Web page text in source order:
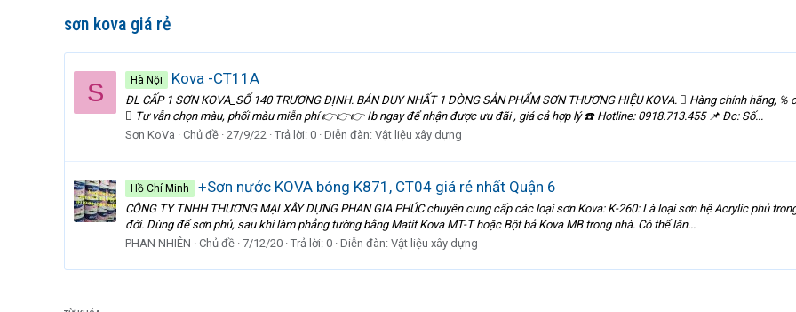
sơn kova giá rẻ
S Hà Nội Kova -CT11A
ĐL CẤP 1 SƠN KOVA_SỐ 140 TRƯƠNG ĐỊNH. BÁN DUY NHẤT 1 DÒNG SẢN PHẨM SƠN THƯƠNG HIỆU KOVA.  Hàng chính hãng,
 Tư vẫn chọn màu, phối màu miễn phí 👉👉👉 Ib ngay để nhận được ưu đãi , giá cả hợp lý ☎️ Hotline: 0918.713.455 📌 Đc: Số...
Sơn KoVa
Chủ đề 27/9/22 Trả lời: 0 Diễn đàn: Vật liệu xây dựng
Hồ Chí Minh +Sơn nước KOVA bóng K871, CT04 giá rẻ nhất Quận 6
CÔNG TY TNHH THƯƠNG MẠI XÂY DỰNG PHAN GIA PHÚC chuyên cung cấp các loại sơn Kova: K-260: Là loại sơn hệ Acrylic phủ
đới. Dùng để sơn phủ, sau khi làm phẳng tường bằng Matit Kova MT-T hoặc Bột bả Kova MB trong nhà. Có thể lăn...
PHAN NHIÊN
Chủ đề 7/12/20 Trả lời: 0 Diễn đàn: Vật liệu xây dựng